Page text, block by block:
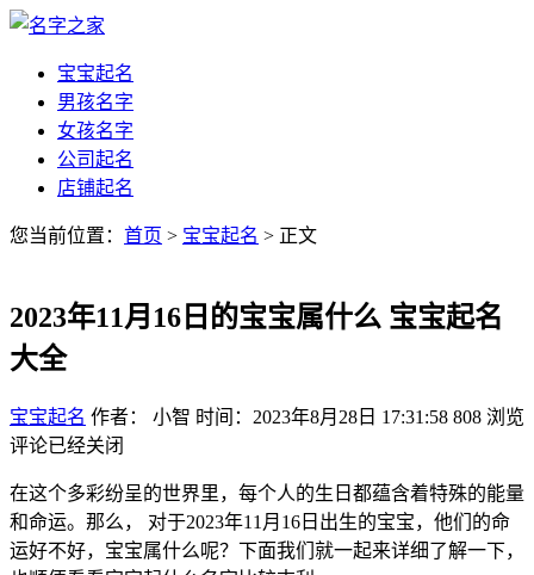
宝宝起名
男孩名字
女孩名字
公司起名
店铺起名
您当前位置： 首页 > 宝宝起名 > 正文
2023年11月16日的宝宝属什么 宝宝起名
大全
宝宝起名 作者： 小智 时间：2023年8月28日 17:31:58 808 浏览
评论已经关闭
在这个多彩纷呈的世界里，每个人的生日都蕴含着特殊的能量
和命运。那么， 对于2023年11月16日出生的宝宝，他们的命
运好不好，宝宝属什么呢？下面我们就一起来详细了解一下，